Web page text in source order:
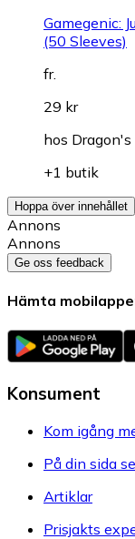
Gamegenic:
(50 Sleeves)
fr.
29 kr
hos Dragon's
+1 butik
Hoppa över innehållet
Annons
Annons
Ge oss feedback
Hämta
Konsument
Kom igång
På din sida
Artiklar
Prisjakts